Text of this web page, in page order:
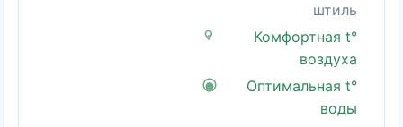
штиль
Комфортная t°
воздуха
Оптимальная t°
воды